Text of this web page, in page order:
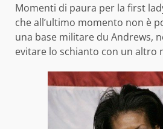
Momenti di paura per la first
che all’ultimo momento non è
una base militare du Andrews,
evitare lo schianto con un altro